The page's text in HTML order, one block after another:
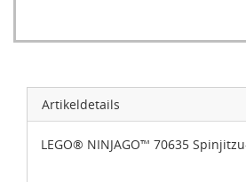
Artikeldetails
LEGO® NINJAGO™ 70635